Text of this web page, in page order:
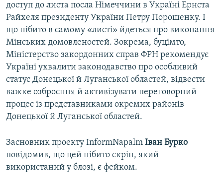
доступ до листа посла Німеччини в Україні Ернста
Райхеля президенту України Петру Порошенку. І
що нібито в самому «листі» йдеться про виконання
Мінських домовленостей. Зокрема, буцімто,
Міністерство закордонних справ ФРН рекомендує
Україні ухвалити законодавство про особливий
статус Донецької й Луганської областей, відвести
важке озброєння й активізувати переговорний
процес із представниками окремих районів
Донецької й Луганської областей.
Засновник проекту InformNapalm Іван Бурко
повідомив, що цей нібито скрін, який
використаний у блозі, є фейком.